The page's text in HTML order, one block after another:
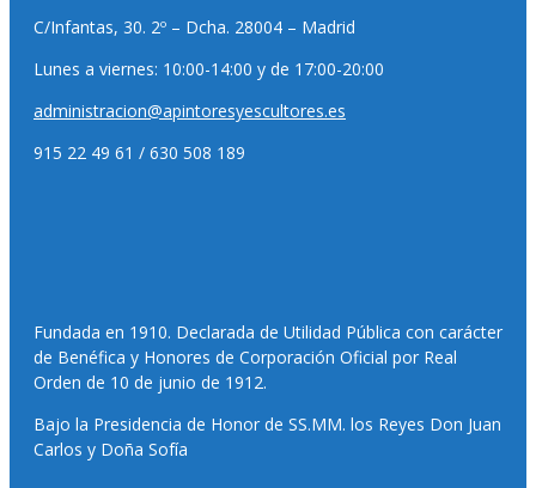
C/Infantas, 30. 2º – Dcha. 28004 – Madrid
Lunes a viernes: 10:00-14:00 y de 17:00-20:00
administracion@apintoresyescultores.es
915 22 49 61 / 630 508 189
Fundada en 1910. Declarada de Utilidad Pública con carácter
de Benéfica y Honores de Corporación Oficial por Real
Orden de 10 de junio de 1912.
Bajo la Presidencia de Honor de SS.MM. los Reyes Don Juan
Carlos y Doña Sofía